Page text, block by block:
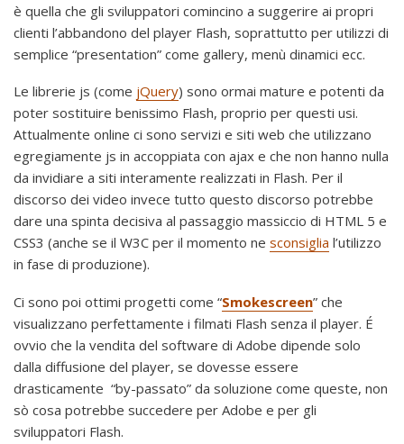
è quella che gli sviluppatori comincino a suggerire ai propri
clienti l’abbandono del player Flash, soprattutto per utilizzi di
semplice “presentation” come gallery, menù dinamici ecc.
Le librerie js (come jQuery) sono ormai mature e potenti da
poter sostituire benissimo Flash, proprio per questi usi.
Attualmente online ci sono servizi e siti web che utilizzano
egregiamente js in accoppiata con ajax e che non hanno nulla
da invidiare a siti interamente realizzati in Flash. Per il
discorso dei video invece tutto questo discorso potrebbe
dare una spinta decisiva al passaggio massiccio di HTML 5 e
CSS3 (anche se il W3C per il momento ne sconsiglia l’utilizzo
in fase di produzione).
Ci sono poi ottimi progetti come “Smokescreen” che
visualizzano perfettamente i filmati Flash senza il player. É
ovvio che la vendita del software di Adobe dipende solo
dalla diffusione del player, se dovesse essere
drasticamente “by-passato” da soluzione come queste, non
sò cosa potrebbe succedere per Adobe e per gli
sviluppatori Flash.